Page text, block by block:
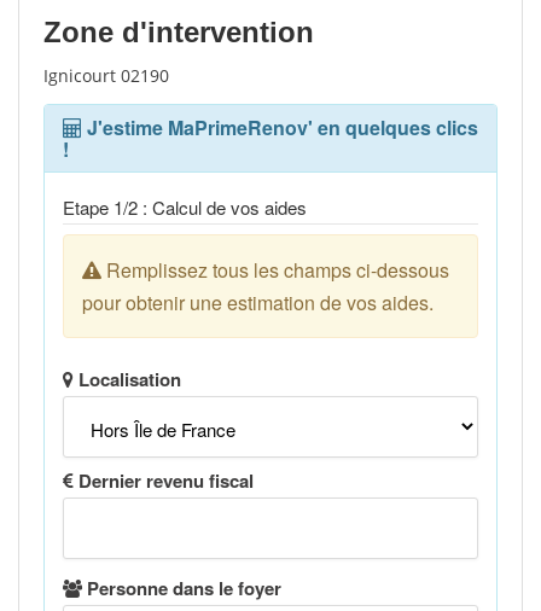
Zone d'intervention
Ignicourt 02190